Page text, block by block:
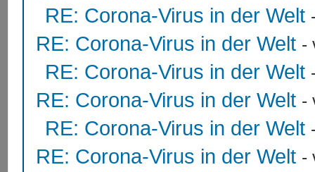
RE: Corona-Virus in der Welt
RE: Corona-Virus in der Welt -
RE: Corona-Virus in der Welt
RE: Corona-Virus in der Welt -
RE: Corona-Virus in der Welt
RE: Corona-Virus in der Welt -